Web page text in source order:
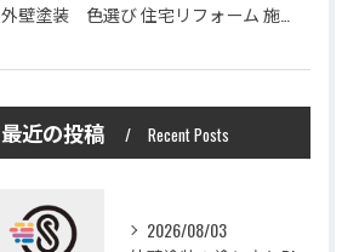
外壁塗装 色選び 住宅リフォーム 施工技術
最近の投稿 Recent Posts
2026/08/03